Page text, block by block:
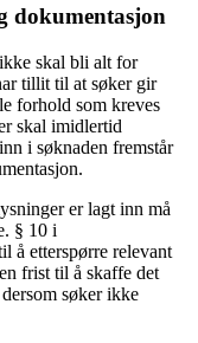
dokumentasjon
skal bli alt for
tillit til at søker gir
forhold som kreves
skal imidlertid
i søknaden fremstår
er lagt inn må
§ 10 i
å etterspørre relevant
frist til å skaffe det
søker ikke